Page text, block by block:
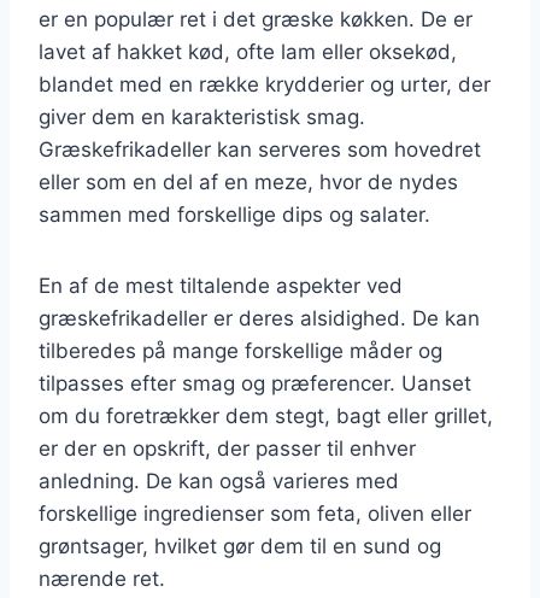
er en populær ret i det græske køkken. De er
lavet af hakket kød, ofte lam eller oksekød,
blandet med en række krydderier og urter, der
giver dem en karakteristisk smag.
Græskefrikadeller kan serveres som hovedret
eller som en del af en meze, hvor de nydes
sammen med forskellige dips og salater.
En af de mest tiltalende aspekter ved
græskefrikadeller er deres alsidighed. De kan
tilberedes på mange forskellige måder og
tilpasses efter smag og præferencer. Uanset
om du foretrækker dem stegt, bagt eller grillet,
er der en opskrift, der passer til enhver
anledning. De kan også varieres med
forskellige ingredienser som feta, oliven eller
grøntsager, hvilket gør dem til en sund og
nærende ret.